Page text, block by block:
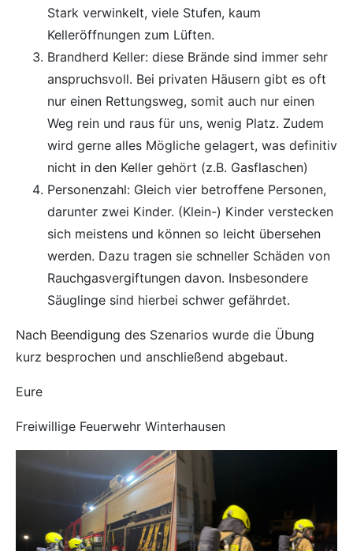
Stark verwinkelt, viele Stufen, kaum
Kelleröffnungen zum Lüften.
Brandherd Keller: diese Brände sind immer sehr
anspruchsvoll. Bei privaten Häusern gibt es oft
nur einen Rettungsweg, somit auch nur einen
Weg rein und raus für uns, wenig Platz. Zudem
wird gerne alles Mögliche gelagert, was definitiv
nicht in den Keller gehört (z.B. Gasflaschen)
Personenzahl: Gleich vier betroffene Personen,
darunter zwei Kinder. (Klein-) Kinder verstecken
sich meistens und können so leicht übersehen
werden. Dazu tragen sie schneller Schäden von
Rauchgasvergiftungen davon. Insbesondere
Säuglinge sind hierbei schwer gefährdet.
Nach Beendigung des Szenarios wurde die Übung
kurz besprochen und anschließend abgebaut.
Eure
Freiwillige Feuerwehr Winterhausen